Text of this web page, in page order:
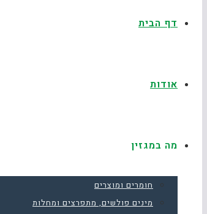
דף הבית
אודות
מה במגזין
חומרים ומוצרים
מינים פולשים, מתפרצים ומחלות